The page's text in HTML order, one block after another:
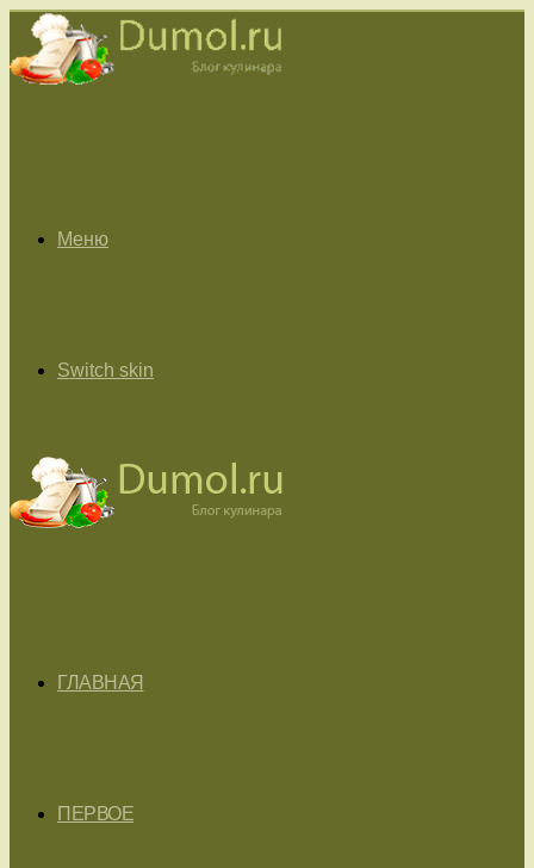
Меню
Switch skin
ГЛАВНАЯ
ПЕРВОЕ